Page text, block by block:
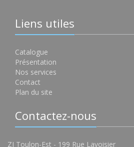
Liens utiles
Catalogue
Présentation
Nos services
Contact
Plan du site
Contactez-nous
ZI Toulon-Est - 199 Rue Lavoisier